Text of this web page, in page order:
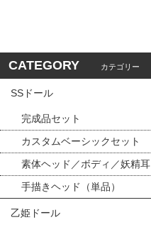
CATEGORY カテゴリー
SSドール
完成品セット
カスタムベーシックセット
素体ヘッド／ボディ／妖精耳
手描きヘッド（単品）
乙姫ドール